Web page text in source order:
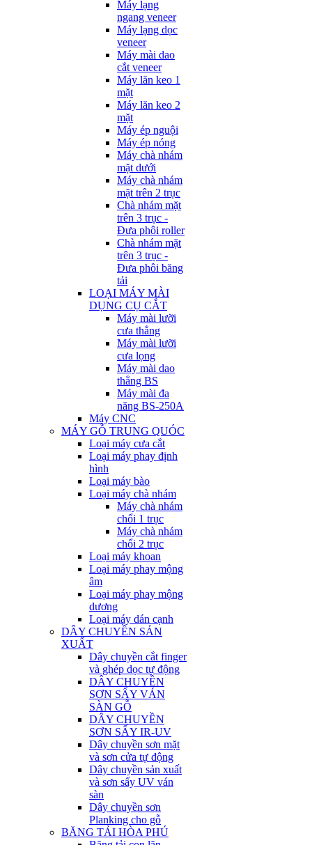
Máy lạng
ngang veneer
Máy lạng dọc
veneer
Máy mài dao
cắt veneer
Máy lăn keo 1
mặt
Máy lăn keo 2
mặt
Máy ép nguội
Máy ép nóng
Máy chà nhám
mặt dưới
Máy chà nhám
mặt trên 2 trục
Chà nhám mặt
trên 3 trục -
Đưa phôi roller
Chà nhám mặt
trên 3 trục -
Đưa phôi băng
tải
LOẠI MÁY MÀI
DỤNG CỤ CẮT
Máy mài lưỡi
cưa thẳng
Máy mài lưỡi
cưa lọng
Máy mài dao
thẳng BS
Máy mài đa
năng BS-250A
Máy CNC
MÁY GỖ TRUNG QUÓC
Loại máy cưa cắt
Loại máy phay định
hình
Loại máy bào
Loại máy chà nhám
Máy chà nhám
chổi 1 trục
Máy chà nhám
chổi 2 trục
Loại máy khoan
Loại máy phay mộng
âm
Loại máy phay mộng
dương
Loại máy dán cạnh
DÂY CHUYỀN SẢN
XUẤT
Dây chuyền cắt finger
và ghép dọc tự động
DÂY CHUYỀN
SƠN SẤY VÁN
SÀN GỖ
DÂY CHUYỀN
SƠN SẤY IR-UV
Dây chuyền sơn mặt
và sơn cửa tự động
Dây chuyền sản xuất
và sơn sấy UV ván
sàn
Dây chuyền sơn
Planking cho gỗ
BĂNG TẢI HÒA PHÚ